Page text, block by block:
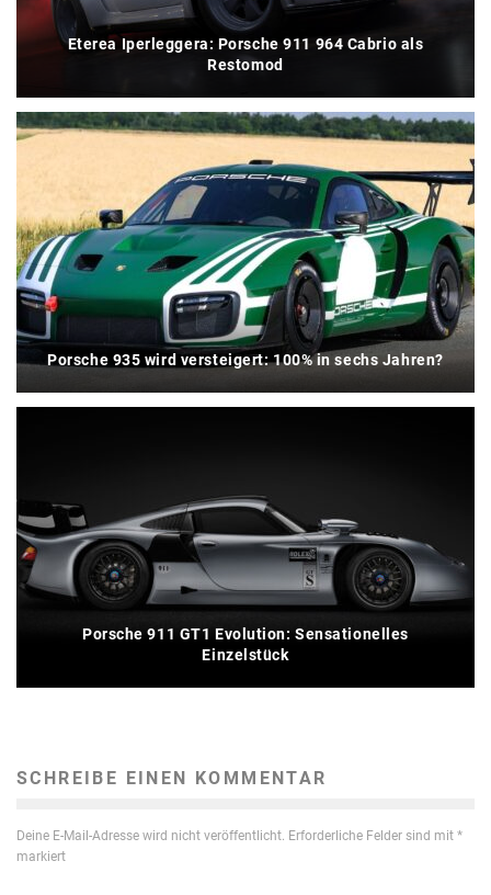
Eterea Iperleggera: Porsche 911 964 Cabrio als
Restomod
Porsche 935 wird versteigert: 100% in sechs Jahren?
Porsche 911 GT1 Evolution: Sensationelles
Einzelstück
SCHREIBE EINEN KOMMENTAR
Deine E-Mail-Adresse wird nicht veröffentlicht. Erforderliche Felder sind mit *
markiert